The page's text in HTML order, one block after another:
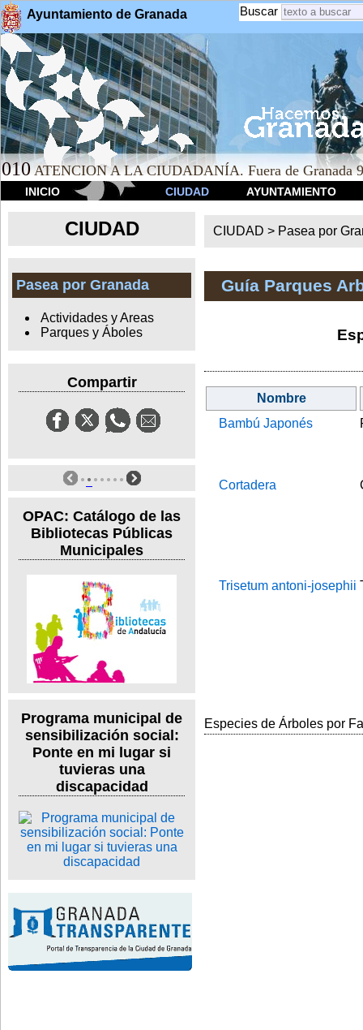
Ayuntamiento de Granada Buscar
010 ATENCION A LA CIUDADANÍA. Fuera de Granada
INICIO CIUDAD AYUNTAMIENTO
CIUDAD
Pasea por Granada
Actividades y Areas
Parques y Áboles
Compartir
OPAC: Catálogo de las
Bibliotecas Públicas
Municipales
Programa municipal de
sensibilización social:
Ponte en mi lugar si
tuvieras una
discapacidad
CIUDAD > Pasea por
Guía Parques
Nombre
Bambú Japonés
Cortadera
Trisetum antoni-josephii
Especies de Árboles por